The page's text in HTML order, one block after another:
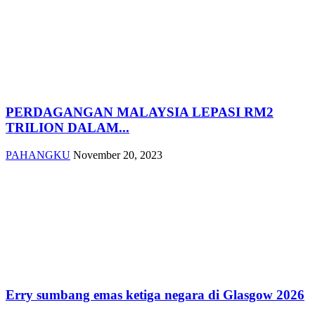
PERDAGANGAN MALAYSIA LEPASI RM2
TRILION DALAM...
PAHANGKU November 20, 2023
Erry sumbang emas ketiga negara di Glasgow 2026